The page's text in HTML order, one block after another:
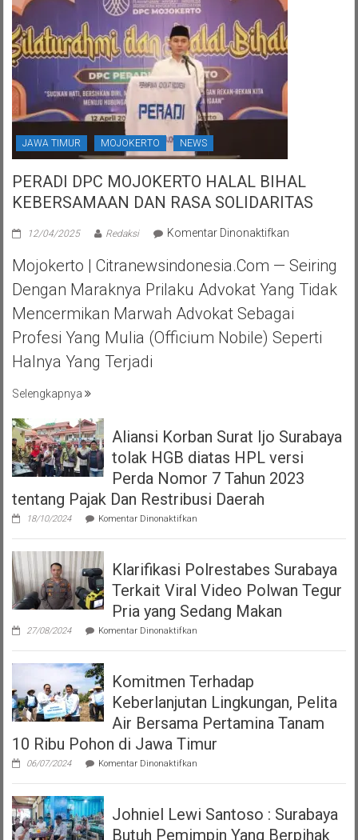
JAWA TIMUR MOJOKERTO NEWS
PERADI DPC MOJOKERTO HALAL BIHAL
KEBERSAMAAN DAN RASA SOLIDARITAS
12/04/2025 Redaksi Komentar Dinonaktifkan
DPC
MOJOKERTO
HALAL
BIHAL
DAN
Mojokerto | Citranewsindonesia.com — Seiring
Dengan Maraknya Prilaku Advokat Yang Tidak
Mencermikan Marwah Advokat Sebagai
Profesi Yang Mulia (officium Nobile) Seperti
Halnya Yang Terjadi
Selengkapnya
Aliansi Korban Surat Ijo Surabaya
tolak HGB diatas HPL versi
Perda Nomor 7 Tahun 2023
tentang Pajak Dan Restribusi Daerah
18/10/2024 Komentar Dinonaktifkan
Korban
Ijo
tolak
HGB
diatas
7
Tahun
2023
tentang
Dan
Klarifikasi Polrestabes Surabaya
Terkait Viral Video Polwan Tegur
Pria yang Sedang Makan
27/08/2024 Komentar Dinonaktifkan
Polrestabes
Terkait
Video
Polwan
Tegur
Pria
Komitmen Terhadap
Keberlanjutan Lingkungan, Pelita
Air Bersama Pertamina Tanam
10 Ribu Pohon di Jawa Timur
06/07/2024 Komentar Dinonaktifkan
Terhadap
Lingkungan,
Air
Johniel Lewi Santoso : Surabaya
Butuh Pemimpin Yang Berpihak